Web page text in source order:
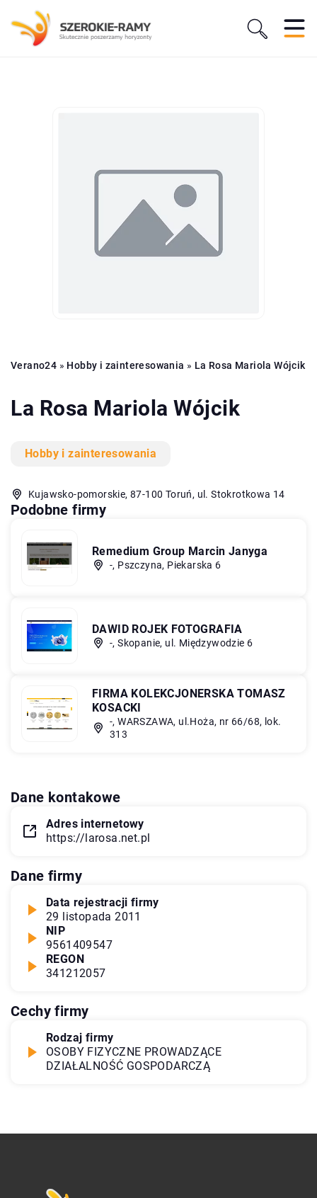
Verano24 » Hobby i zainteresowania » La Rosa Mariola Wójcik
La Rosa Mariola Wójcik
Hobby i zainteresowania
Kujawsko-pomorskie, 87-100 Toruń, ul. Stokrotkowa 14
Podobne firmy
Remedium Group Marcin Janyga
-, Pszczyna, Piekarska 6
DAWID ROJEK FOTOGRAFIA
-, Skopanie, ul. Międzywodzie 6
FIRMA KOLEKCJONERSKA TOMASZ
KOSACKI
-, WARSZAWA, ul.Hoża, nr 66/68, lok.
313
Dane kontakowe
Adres internetowy
https://larosa.net.pl
Dane firmy
Data rejestracji firmy
29 listopada 2011
NIP
9561409547
REGON
341212057
Cechy firmy
Rodzaj firmy
OSOBY FIZYCZNE PROWADZĄCE
DZIAŁALNOŚĆ GOSPODARCZĄ